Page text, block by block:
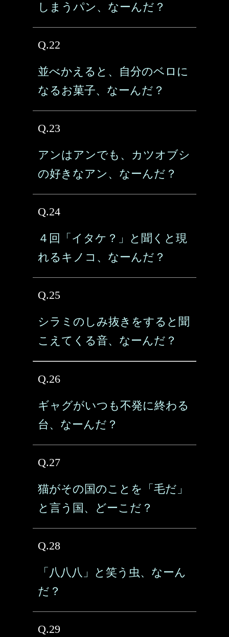
しまうパン、なーんだ？
Q.22
並べかえると、自分のベロに
なるお菓子、なーんだ？
Q.23
アンはアンでも、カツオブシ
の好きなアン、なーんだ？
Q.24
４回「イタケ？」と聞くと現
れるキノコ、なーんだ？
Q.25
シラミのしみ抜きをすると聞
こえてくる音、なーんだ？
Q.26
ギャグがいつも不発に終わる
台、なーんだ？
Q.27
猫がその国のことを「毛だ」
と言う国、どーこだ？
Q.28
「八八八」と笑う虫、なーん
だ？
Q.29